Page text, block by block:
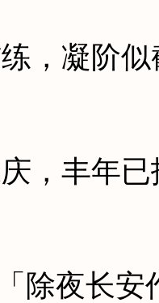
凝阶似
丰年已
夜长安